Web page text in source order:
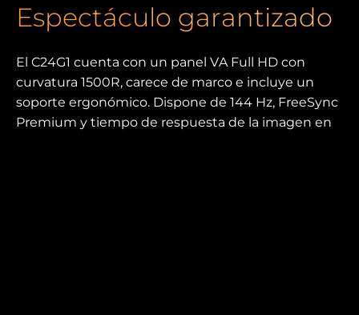
Espectáculo garantizado
El C24G1 cuenta con un panel VA Full HD con
curvatura 1500R, carece de marco e incluye un
soporte ergonómico. Dispone de 144 Hz, FreeSync
Premium y tiempo de respuesta de la imagen en